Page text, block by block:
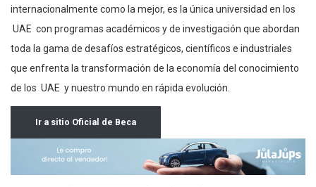
internacionalmente como la mejor, es la única universidad en los
UAE con programas académicos y de investigación que abordan
toda la gama de desafíos estratégicos, científicos e industriales
que enfrenta la transformación de la economía del conocimiento
de los UAE y nuestro mundo en rápida evolución.
Ir a sitio Oficial de Beca